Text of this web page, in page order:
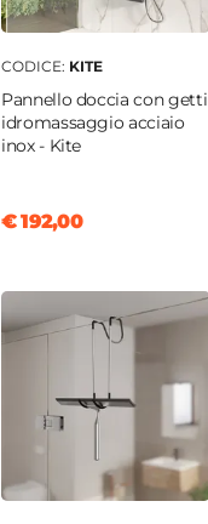
CODICE: KITE
Pannello doccia con getti
idromassaggio acciaio
inox - Kite
€ 192,00